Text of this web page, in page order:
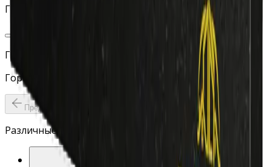
Горизонтальная стела «Экран» с крестом
Г04-06
Горизонтальная стела овальной формы с крестом
Предыдущий слайд
Различные варианты памятника